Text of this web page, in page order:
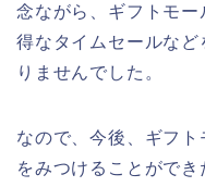
念ながら、ギフトモ
得なタイムセールな
りませんでした。
なので、今後、ギフ
をみつけることがで